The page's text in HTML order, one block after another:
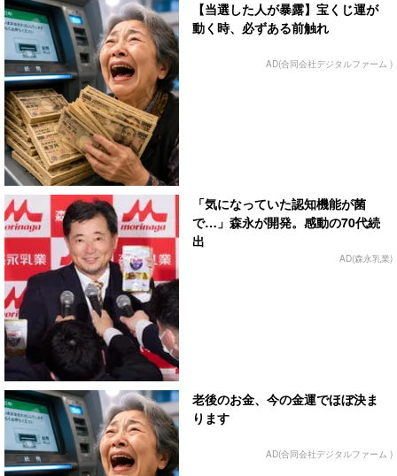
【当選した人が暴露】宝くじ運が
動く時、必ずある前触れ
AD(合同会社デジタルファーム )
「気になっていた認知機能が菌
で…」森永が開発。感動の70代続
出
AD(森永乳業)
老後のお金、今の金運でほぼ決ま
ります
AD(合同会社デジタルファーム )